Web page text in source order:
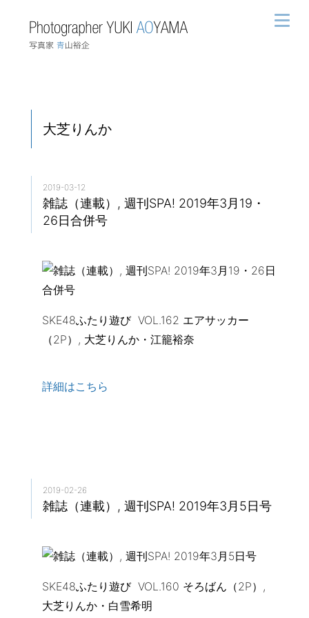
大芝りんか
2019-03-12
雑誌（連載）, 週刊SPA! 2019年3月19・
26日合併号
SKE48ふたり遊び VOL.162 エアサッカー
（2P）, 大芝りんか・江籠裕奈
詳細はこちら
2019-02-26
雑誌（連載）, 週刊SPA! 2019年3月5日号
SKE48ふたり遊び VOL.160 そろばん（2P）,
大芝りんか・白雪希明